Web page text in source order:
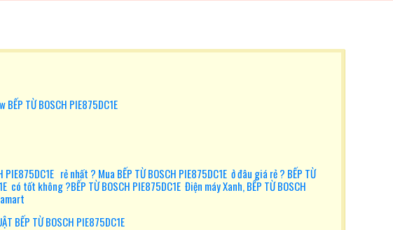
TỪ BOSCH PIE875DC1E
PIE875DC1E rẻ nhất ? Mua BẾP TỪ BOSCH PIE875DC1E ở đâu giá rẻ ? BẾP TỪ
có tốt không ?BẾP TỪ BOSCH PIE875DC1E Điện máy Xanh, BẾP TỪ BOSCH
BẾP TỪ BOSCH PIE875DC1E